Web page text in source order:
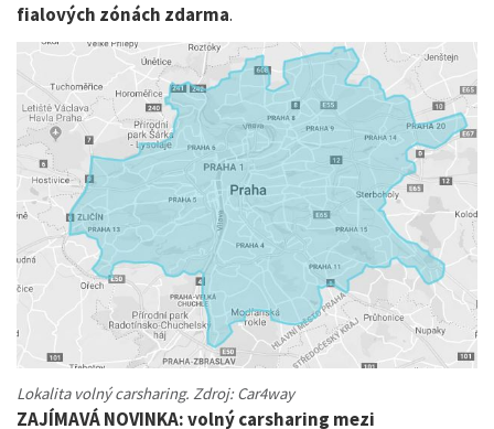
fialových zónách zdarma.
Lokalita volný carsharing. Zdroj: Car4way
ZAJÍMAVÁ NOVINKA: volný carsharing mezi